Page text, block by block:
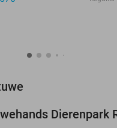
Dierenpark